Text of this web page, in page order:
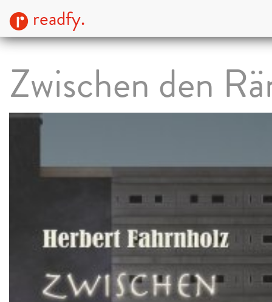
readfy.
Zwischen den